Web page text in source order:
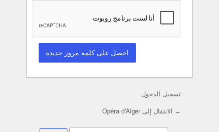
تسجيل الدخول
→ الانتقال إلى Opéra d'Alger